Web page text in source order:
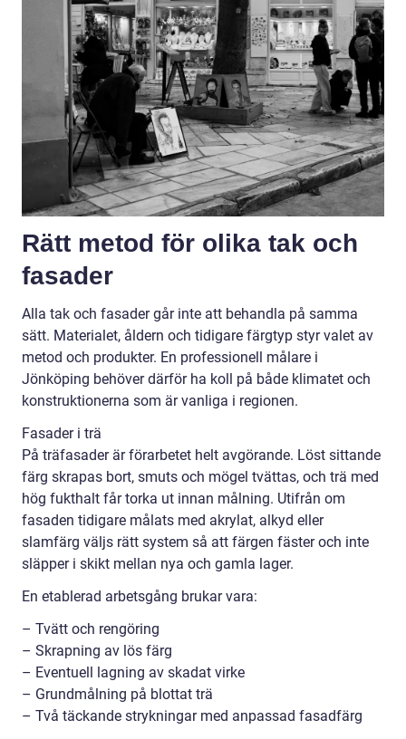
Rätt metod för olika tak och
fasader
Alla tak och fasader går inte att behandla på samma
sätt. Materialet, åldern och tidigare färgtyp styr valet av
metod och produkter. En professionell målare i
Jönköping behöver därför ha koll på både klimatet och
konstruktionerna som är vanliga i regionen.
Fasader i trä
På träfasader är förarbetet helt avgörande. Löst sittande
färg skrapas bort, smuts och mögel tvättas, och trä med
hög fukthalt får torka ut innan målning. Utifrån om
fasaden tidigare målats med akrylat, alkyd eller
slamfärg väljs rätt system så att färgen fäster och inte
släpper i skikt mellan nya och gamla lager.
En etablerad arbetsgång brukar vara:
– Tvätt och rengöring
– Skrapning av lös färg
– Eventuell lagning av skadat virke
– Grundmålning på blottat trä
– Två täckande strykningar med anpassad fasadfärg